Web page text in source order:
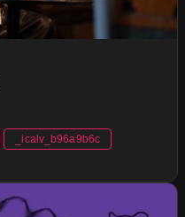
_icalv_b96a9b6c